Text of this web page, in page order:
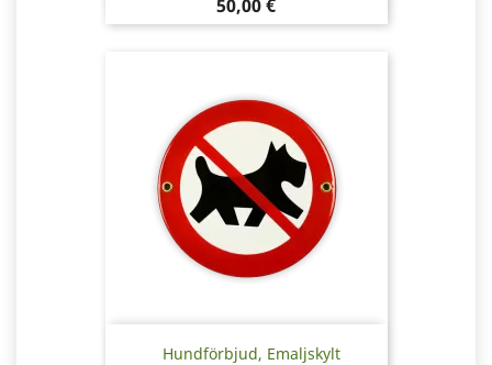
50,00 €
Hundförbjud, Emaljskylt